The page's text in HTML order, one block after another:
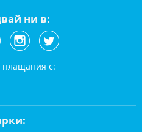
ни в:
с: